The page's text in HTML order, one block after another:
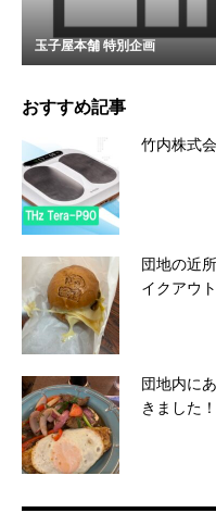
玉子屋本舗 特別企画
おすすめ記事
竹内株式
団地の近
イクアウ
団地内に
きました！